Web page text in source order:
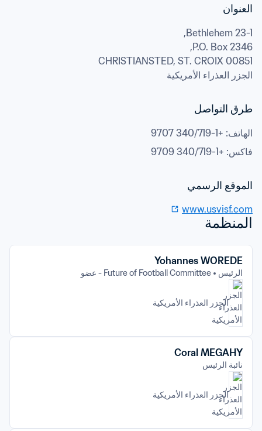
العنوان
P.O. Box 2346,
00851 CHRISTIANSTED, ST. CROIX
الجزر العذراء الأمريكية
طرق التواصل
الهاتف:
+1-340/719 9707
فاكس:
+1-340/719 9709
الموقع الرسمي
www.usvisf.com
المنظمة
Yohannes WOREDE
الرئيس Future of Football Committee - عضو
الجزر العذراء الأمريكية
Coral MEGAHY
نائبة الرئيس
الجزر العذراء الأمريكية